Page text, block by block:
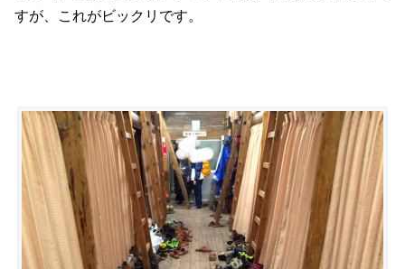
すが、これがビックリです。